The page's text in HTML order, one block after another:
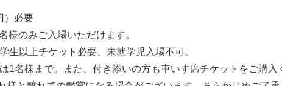
）必要
のみご入場いただけます。
生以上チケット必要、未就学児入場不可。
1名様まで。また、付き添いの方も車いす席チケットをご購